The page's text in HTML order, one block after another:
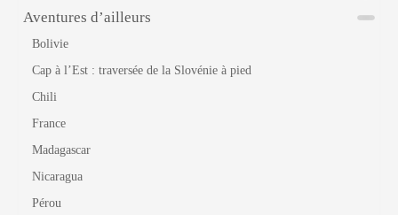
Aventures d’ailleurs
Bolivie
Cap à l’Est : traversée de la Slovénie à pied
Chili
France
Madagascar
Nicaragua
Pérou